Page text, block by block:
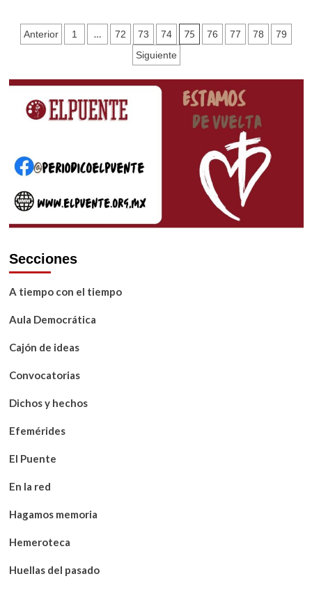
del
domingo
Familia
Paginación
entradas
Anterior 1 … 72 73 74 75 76 77 78
79
Siguiente
Secciones
A tiempo con el tiempo
Aula Democrática
Cajón de ideas
Convocatorias
Dichos y hechos
Efemérides
El Puente
En la red
Hagamos memoria
Hemeroteca
Huellas del pasado